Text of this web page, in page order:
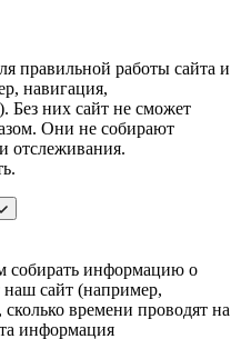
правильной работы сайта и
навигация,
Без них сайт не сможет
Они не собирают
отслеживания.
собирать информацию о
наш сайт (например,
времени проводят на
информация